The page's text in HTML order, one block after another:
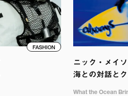
FASHION
ニック・メイ
海との対話と
What the Ocean